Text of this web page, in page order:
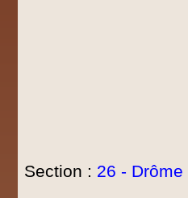
Section : 26 - Drôme